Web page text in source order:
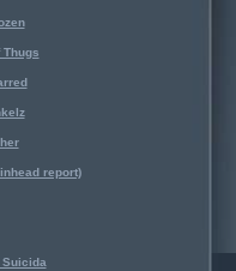
Thugs
report)
Suicida